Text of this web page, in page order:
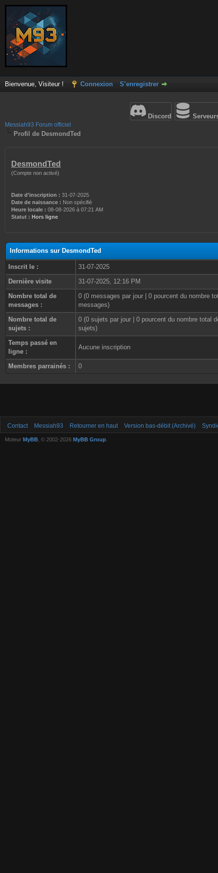
Bienvenue, Visiteur ! Connexion S’enregistrer
Discord
Messiah93 Forum officiel
Profil de DesmondTed
DesmondTed
(Compte non activé)
Date d’inscription : 31-07-2025
Date de naissance : Non spécifié
Heure locale : 08-08-2026 à 07:21 AM
Statut : Hors ligne
Informations sur DesmondTed
Inscrit le :
31-07-2025
Dernière visite
31-07-2025, 12:16 PM
Nombre total de
messages :
0 (0 messages par jour | 0 pourcent du nombre
messages)
Nombre total de
sujets :
0 (0 sujets par jour | 0 pourcent du nombre total
sujets)
Temps passé en
ligne :
Aucune inscription
Membres parrainés : 0
Contact Messiah93 Retourner en haut Version bas-débit (Archivé)
Moteur MyBB , © 2002-2026 MyBB Group